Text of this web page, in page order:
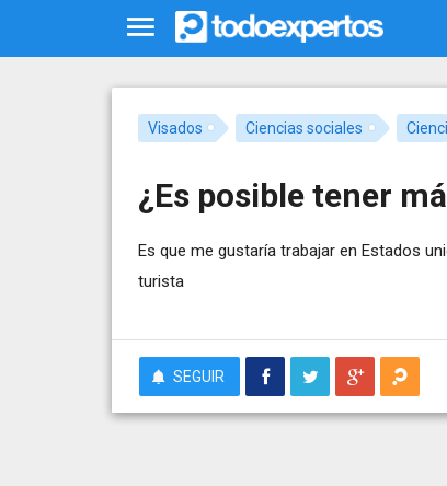
Visados Ciencias sociales
¿Es posible tener
Es que me gustaría trabajar en Estados
turista
SEGUIR